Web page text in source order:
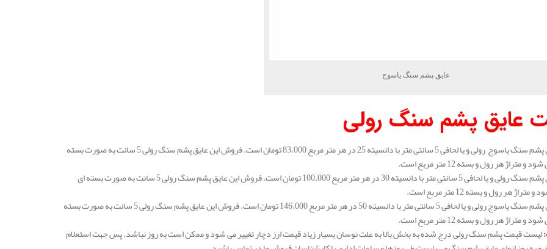
عایق پشم سنگ یاسوج
عایق پشم سنگ رولی
قیمت عایق پشم سنگ یاسوج رولی و یا لحافی 5 سانتی متر با دانسیته 25 در هر متر مربع 83.000 تومان است. فروش این عایق پشم سنگ رولی 5 سانت به صورت بسته
و متراژ هر رول و بسته 12 متر مربع است.
قیمت عایق پشم سنگ رولی و یا لحافی 5 سانتی متر با دانسیته 30 در هر متر مربع 100.000 تومان است. فروش این عایق پشم سنگ رولی 5 سانت به صورت بسته ای
هر رول و بسته 12 متر مربع است.
قیمت عایق پشم سنگ یاسوج رولی و یا لحافی 5 سانتی متر با دانسیته 50 در هر متر مربع 146.000 تومان است. فروش این عایق پشم سنگ رولی 5 سانت به صورت بسته
و متراژ هر رول و بسته 12 متر مربع است.
:لیست قیمت پشم سنگ رولی درج شده به بخش بالا به علت نوسان بسیار زیاد قیمت ارز دچار تغییر می شود و ممکن است به روز نباشد. پس جهت استعلام